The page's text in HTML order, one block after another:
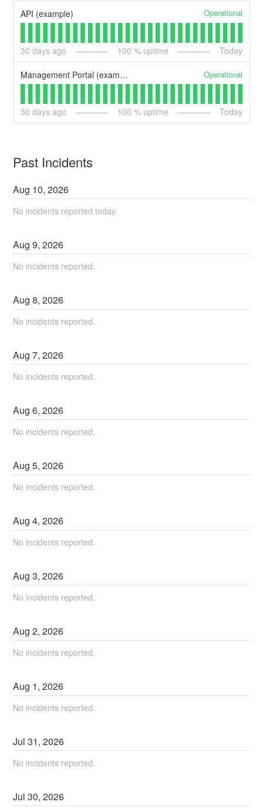
API (example) Operational
30 days ago 100 % uptime Today
Management Portal (example) Operational
30 days ago 100 % uptime Today
Past Incidents
Aug 10,2026
No incidents reported today.
Aug9,2026
No incidents reported.
Aug8,2026
No incidents reported.
Aug7,2026
No incidents reported.
Aug6,2026
No incidents reported.
Aug5,2026
No incidents reported.
Aug4,2026
No incidents reported.
Aug3,2026
No incidents reported.
Aug2,2026
No incidents reported.
Aug 1,2026
No incidents reported.
Jul31,2026
No incidents reported.
Jul30,2026